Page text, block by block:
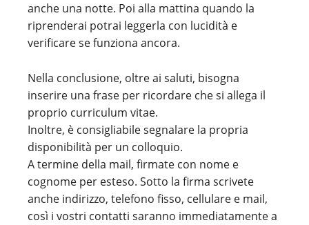
anche una notte. Poi alla mattina quando la
riprenderai potrai leggerla con lucidità e
verificare se funziona ancora.
Nella conclusione, oltre ai saluti, bisogna
inserire una frase per ricordare che si allega il
proprio curriculum vitae.
Inoltre, è consigliabile segnalare la propria
disponibilità per un colloquio.
A termine della mail, firmate con nome e
cognome per esteso. Sotto la firma scrivete
anche indirizzo, telefono fisso, cellulare e mail,
così i vostri contatti saranno immediatamente a